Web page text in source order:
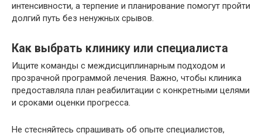
интенсивности, а терпение и планирование помогут пройти
долгий путь без ненужных срывов.
Как выбрать клинику или специалиста
Ищите команды с междисциплинарным подходом и
прозрачной программой лечения. Важно, чтобы клиника
предоставляла план реабилитации с конкретными целями
и сроками оценки прогресса.
Не стесняйтесь спрашивать об опыте специалистов,